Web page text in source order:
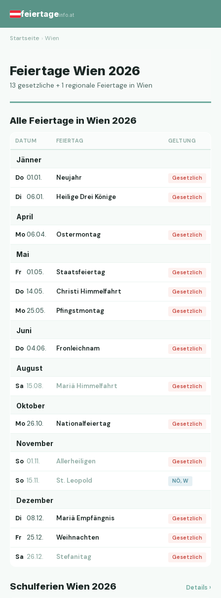
feiertageinfo.at
Startseite › Wien
Feiertage Wien 2026
13 gesetzliche + 1 regionale Feiertage in Wien
Alle Feiertage in Wien 2026
DATUM FEIERTAG GELTUNG
Jänner
Do 01.01. Neujahr Gesetzlich
Di 06.01. Heilige Drei Könige Gesetzlich
April
Mo06.04. Ostermontag Gesetzlich
Mai
Fr 01.05. Staatsfeiertag Gesetzlich
Do 14.05. Christi Himmelfahrt Gesetzlich
Mo 25.05. Pfingstmontag Gesetzlich
Juni
Do 04.06. Fronleichnam Gesetzlich
August
Sa 15.08. Mariä Himmelfahrt Gesetzlich
Oktober
Mo 26.10. Nationalfeiertag Gesetzlich
November
So 01.11. Allerheiligen Gesetzlich
So 15.11. St. Leopold NÖ, W
Dezember
Di 08.12. Mariä Empfängnis Gesetzlich
Fr 25.12. Weihnachten Gesetzlich
Sa 26.12. Stefanitag Gesetzlich
Schulferien Wien 2026 Details ›